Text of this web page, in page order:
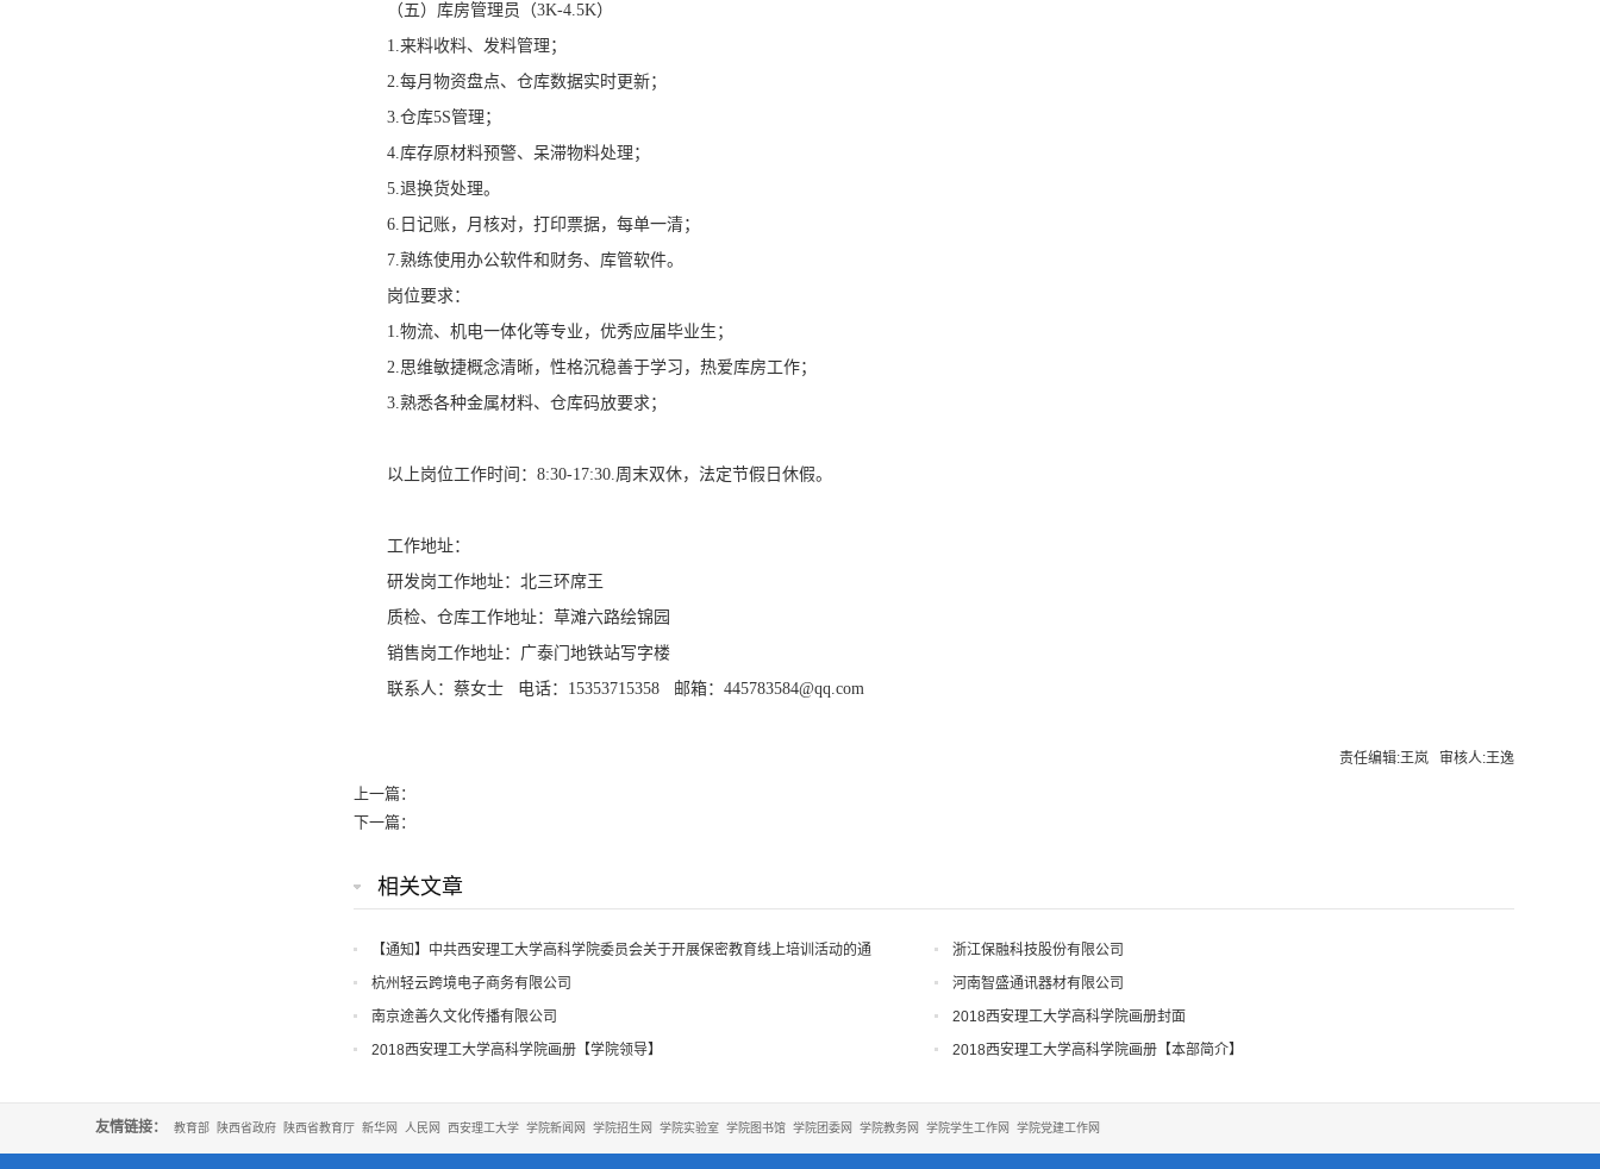
（五）库房管理员（3K-4.5K）
1.来料收料、发料管理；
2.每月物资盘点、仓库数据实时更新；
3.仓库5S管理；
4.库存原材料预警、呆滞物料处理；
5.退换货处理。
6.日记账，月核对，打印票据，每单一清；
7.熟练使用办公软件和财务、库管软件。
岗位要求：
1.物流、机电一体化等专业，优秀应届毕业生；
2.思维敏捷概念清晰，性格沉稳善于学习，热爱库房工作；
3.熟悉各种金属材料、仓库码放要求；
以上岗位工作时间：8:30-17:30.周末双休，法定节假日休假。
工作地址：
研发岗工作地址：北三环席王
质检、仓库工作地址：草滩六路绘锦园
销售岗工作地址：广泰门地铁站写字楼
联系人：蔡女士 电话：15353715358 邮箱：445783584@qq.com
责任编辑:王岚 审核人:王逸
上一篇：
下一篇：
相关文章
【通知】中共西安理工大学高科学院委员会关于开展保密教育线上培训活动的通
知
浙江保融科技股份有限公司
杭州轻云跨境电子商务有限公司
河南智盛通讯器材有限公司
南京途善久文化传播有限公司
2018西安理工大学高科学院画册封面
2018西安理工大学高科学院画册【学院领导】
2018西安理工大学高科学院画册【本部简介】
友情链接： 教育部 陕西省政府 陕西省教育厅 新华网 人民网 西安理工大学 学院新闻网 学院招生网 学院实验室 学院图书馆 学院团委网 学院教务网 学院学生工作网 学院党建工作网